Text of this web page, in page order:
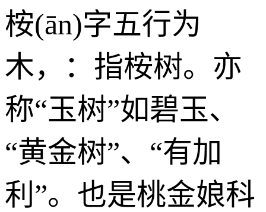
桉(ān)字五行为
木，：指桉树。亦
称“玉树”如碧玉、
“黄金树”、“有加
利”。也是桃金娘科